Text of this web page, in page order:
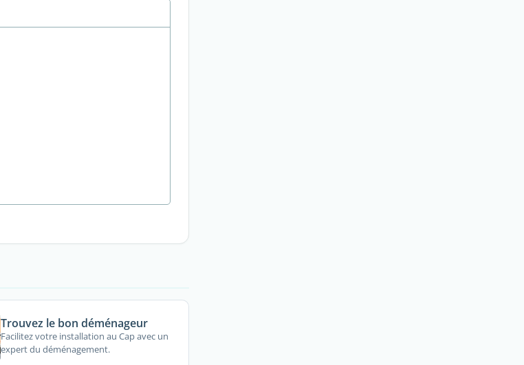
Trouvez le bon déménageur
Facilitez votre installation au Cap avec un
expert du déménagement.